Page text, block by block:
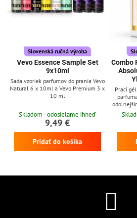
Slovenská ručná výroba
Vevo Essence Sample Set
9x10ml
Sada vzoriek parfumov do prania Vevo
Natural 6 x 10ml a Vevo Premium 3 x
10 ml
Skladom - odosielame ihneď
9,49 €
Pridať do košíka
Combo
Prací